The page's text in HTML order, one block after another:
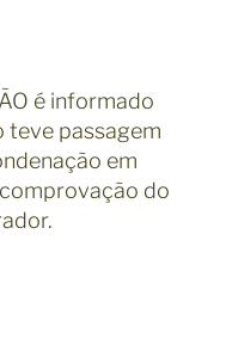
é informado
teve passagem
em
do